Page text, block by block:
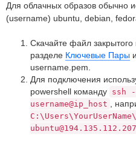
Для облачных образов обычно
(username) ubuntu, debian,
Скачайте файл
разделе Ключевые Пары
username.pem.
Для подключения
powershell команду ssh -
username@ip_host
,
ubuntu@194.135.112.207